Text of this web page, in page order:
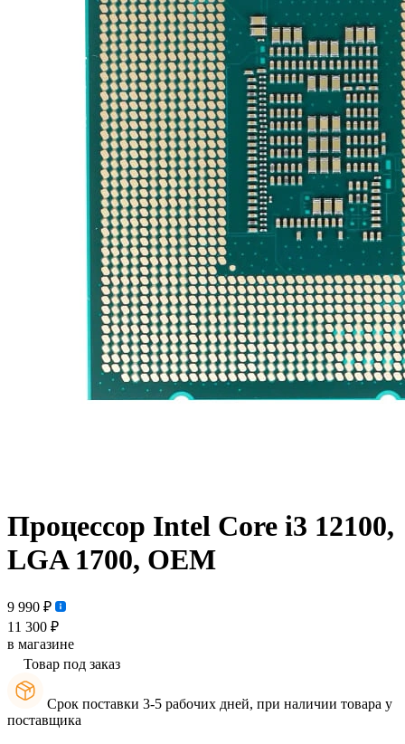
Процессор Intel Core i3 12100,
LGA 1700, OEM
9 990 ₽
11 300 ₽
в магазине
Товар под заказ
Срок поставки 3-5 рабочих дней, при наличии товара у
поставщика